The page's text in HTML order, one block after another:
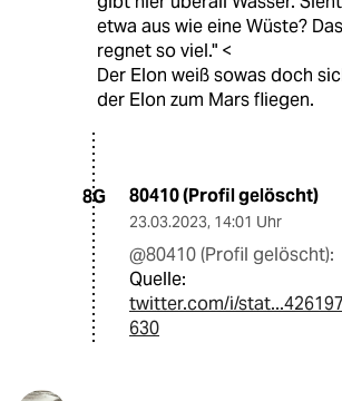
etwa aus wie eine Wüste?
regnet so viel." <
Der Elon weiß sowas doch
der Elon zum Mars fliegen.
8G 80410 (Profil gelöscht)
23.03.2023, 14:01 Uhr
@80410 (Profil gelöscht):
Quelle:
twitter.com/i/
630